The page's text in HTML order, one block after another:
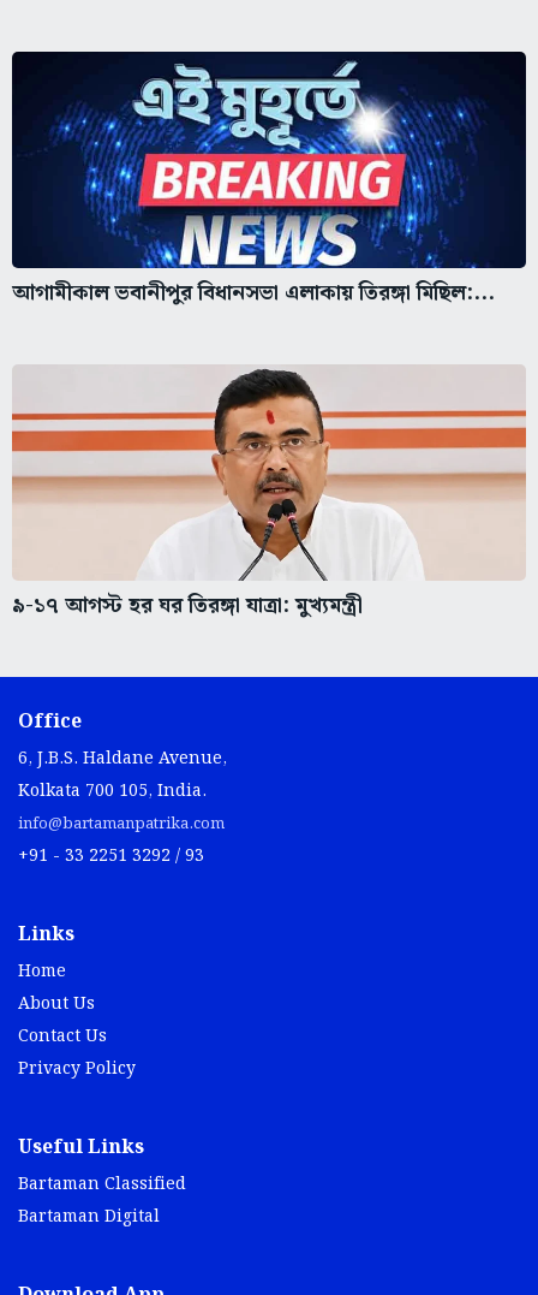
আগামীকাল ভবানীপুর বিধানসভা এলাকায় তিরঙ্গা মিছিল:...
৯-১৭ আগস্ট হর ঘর তিরঙ্গা যাত্রা: মুখ্যমন্ত্রী
Office
6, J.B.S. Haldane Avenue,
Kolkata 700 105, India.
info@bartamanpatrika.com
+91 - 33 2251 3292 / 93
Links
Home
About Us
Contact Us
Privacy Policy
Useful Links
Bartaman Classified
Bartaman Digital